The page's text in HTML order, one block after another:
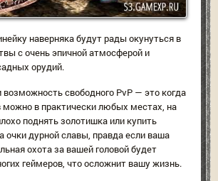
наверняка будут рады окунуться в
с очень эпичной атмосферой и
орудий.
возможность свободного PvP — это когда
можно в практически любых местах, на
поднять золотишка или купить
очки дурной славы, правда если ваша
охота за вашей головой будет
геймеров, что осложнит вашу жизнь.